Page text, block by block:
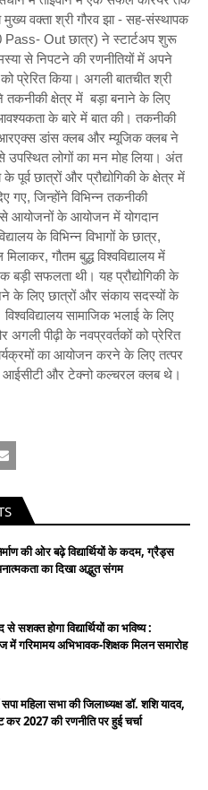
मुख्य वक्ता श्री गौरव झा - सह-संस्थापक
Out छात्र) ने स्टार्टअप शुरू
से निपटने की रणनीतियों में अपने
प्रेरित किया। अगली बातचीत श्री
तकनीकी क्षेत्र में बड़ा बनाने के लिए
के बारे में बात की। तकनीकी
डांस क्लब और म्यूजिक क्लब ने
लोगों का मन मोह लिया। अंत
पूर्व छात्रों और प्रौद्योगिकी के क्षेत्र में
गए, जिन्होंने विभिन्न तकनीकी
आयोजनों के आयोजन में योगदान
के विभिन्न विभागों के छात्र,
गौतम बुद्ध विश्वविद्यालय में
बड़ी सफलता थी। यह प्रौद्योगिकी के
के लिए छात्रों और संकाय सदस्यों के
सामाजिक भलाई के लिए
अगली पीढ़ी के नवप्रवर्तकों को प्रेरित
का आयोजन करने के लिए तत्पर
और टेक्नो कल्चरल क्लब थे।
की ओर बढ़े विद्यार्थियों के कदम, ग्रैड्स
का दिखा अद्भुत संगम
सशक्त होगा विद्यार्थियों का भविष्य :
में गरिमामय अभिभावक-शिक्षक मिलन समारोह
महिला सभा की जिलाध्यक्ष डॉ. शशि यादव,
कर 2027 की रणनीति पर हुई चर्चा